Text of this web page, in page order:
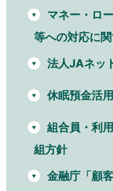
マネー・ロ
等への対応に
法人JAネッ
休眠預金活
組合員・利
組方針
金融庁「顧